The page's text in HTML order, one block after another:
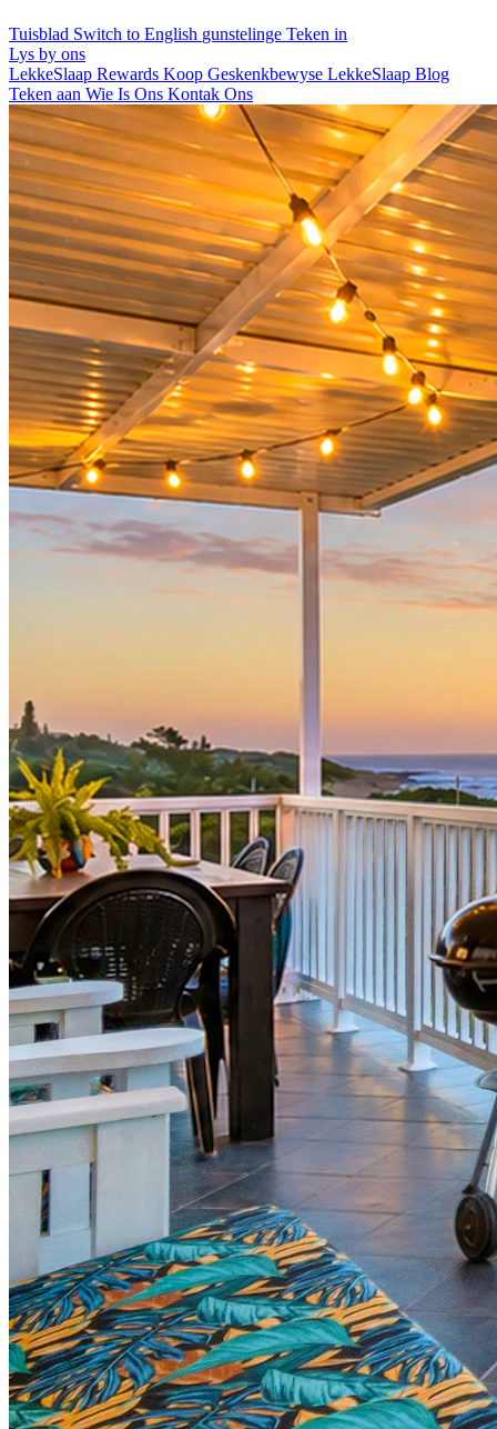
Tuisblad Switch to English gunstelinge Teken in
Lys by ons
LekkeSlaap Rewards Koop Geskenkbewyse LekkeSlaap Blog
Teken aan Wie Is Ons Kontak Ons